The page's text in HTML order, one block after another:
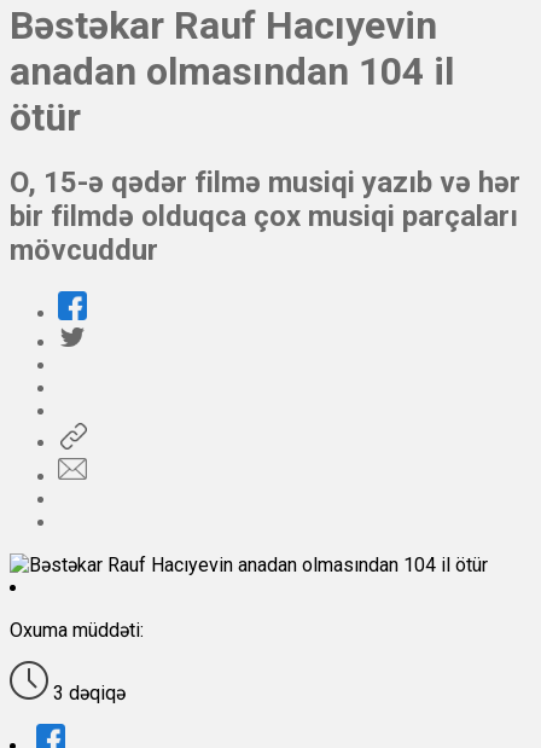
Bəstəkar Rauf Hacıyevin
anadan olmasından 104 il
ötür
O, 15-ə qədər filmə musiqi yazıb və hər
bir filmdə olduqca çox musiqi parçaları
mövcuddur
Oxuma müddəti:
3 dəqiqə